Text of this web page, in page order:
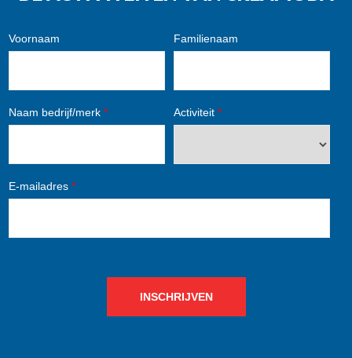
Voornaam Familienaam
Naam bedrijf/merk * Activiteit *
E-mailadres *
INSCHRIJVEN